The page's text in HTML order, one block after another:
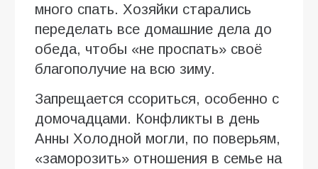
много спать. Хозяйки старались
переделать все домашние дела до
обеда, чтобы «не проспать» своё
благополучие на всю зиму.
Запрещается ссориться, особенно с
домочадцами. Конфликты в день
Анны Холодной могли, по поверьям,
«заморозить» отношения в семье на